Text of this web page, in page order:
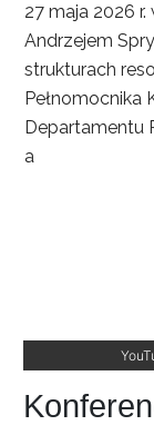
27 maja 2026
Andrzejem
strukturach
Pełnomocnika
Departamentu
a